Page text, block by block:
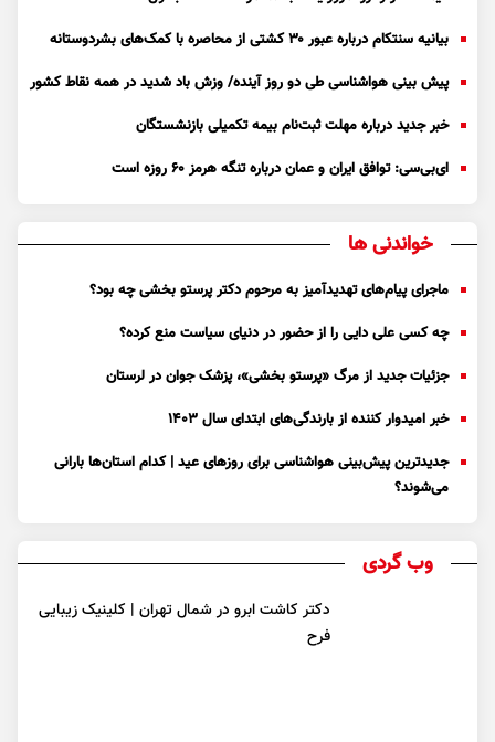
بیانیه سنتکام درباره عبور ۳۰ کشتی از محاصره با کمک‌های بشردوستانه
پیش بینی هواشناسی طی دو روز آینده/ وزش باد شدید در همه نقاط کشور
خبر جدید درباره مهلت ثبت‌نام بیمه تکمیلی بازنشستگان
ای‌بی‌سی: توافق ایران و عمان درباره تنگه هرمز ۶۰ روزه است
خواندنی ها
ماجرای پیام‌های تهدیدآمیز به مرحوم دکتر پرستو بخشی چه بود؟
چه کسی علی دایی را از حضور در دنیای سیاست منع کرده؟
جزئیات جدید از مرگ «پرستو بخشی»، پزشک جوان در لرستان
خبر امیدوار کننده از بارندگی‌های ابتدای سال ۱۴۰۳
جدیدترین پیش‌بینی هواشناسی برای روزهای عید | کدام استان‌ها بارانی
می‌شوند؟
وب گردی
دکتر کاشت ابرو در شمال تهران | کلینیک زیبایی
فرح